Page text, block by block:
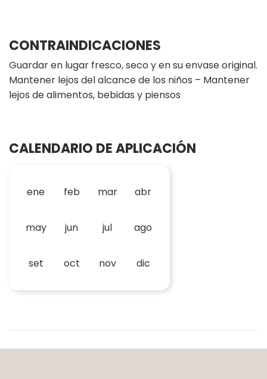
CONTRAINDICACIONES
Guardar en lugar fresco, seco y en su envase original.
Mantener lejos del alcance de los niños – Mantener
lejos de alimentos, bebidas y piensos
CALENDARIO DE APLICACIÓN
ene feb mar abr
may jun jul ago
set oct nov dic